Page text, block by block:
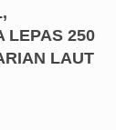
LEPAS 250
LAUT